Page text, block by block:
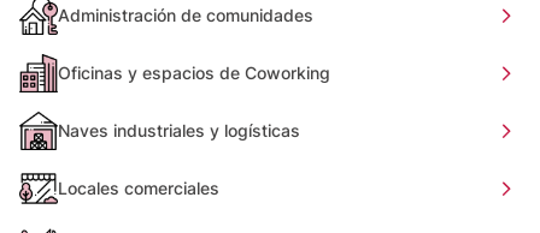
Administración de comunidades
Oficinas y espacios de Coworking
Naves industriales y logísticas
Locales comerciales